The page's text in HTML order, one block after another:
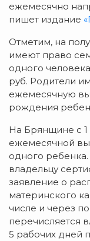
ежемесячно
пишет издание
Отметим, на
имеют право
одного
руб. Родители
ежемесячную
рождения
На Брянщине с 1
ежемесячной
одного
владельцу
заявление о
материнского
числе и через
перечисляется
5 рабочих дней